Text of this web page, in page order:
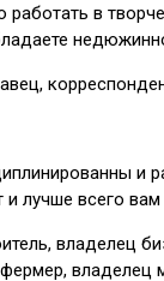
в
и
лучше всего
владелец
владелец